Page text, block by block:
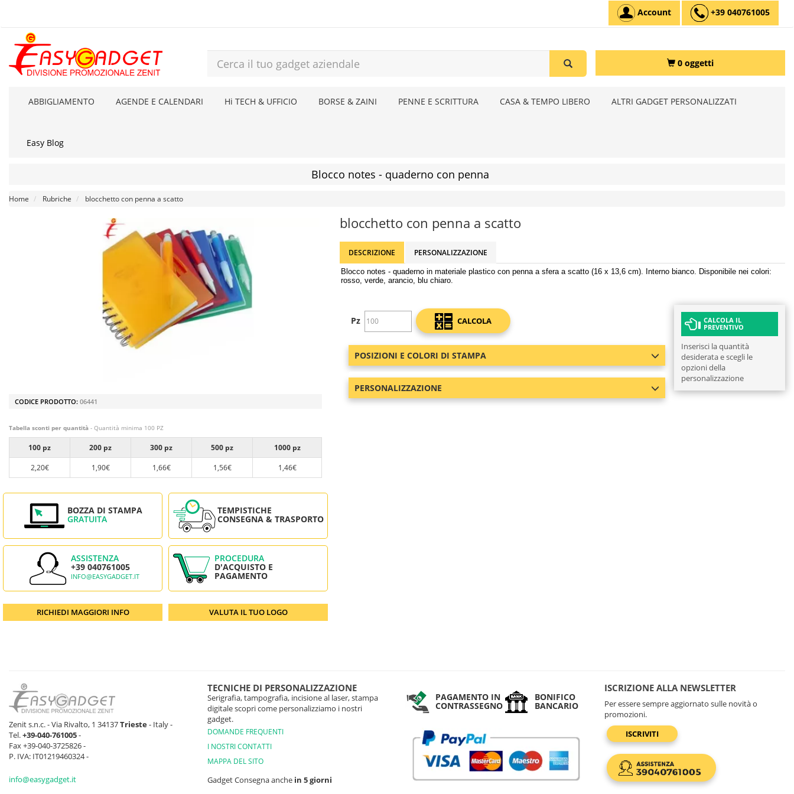
Account +39 040761005
0 oggetti
ABBIGLIAMENTO AGENDE E CALENDARI Hi TECH & UFFICIO BORSE & ZAINI PENNE E SCRITTURA CASA & TEMPO LIBERO ALTRI GADGET PERSONALIZZATI
Easy Blog
Blocco notes - quaderno con penna
Home Rubriche blocchetto con penna a scatto
CODICE PRODOTTO: 06441
Tabella sconti per quantità - Quantità minima 100 PZ
100 pz 200 pz 300 pz 500 pz
1000 pz
2,20€
1,90€ 1,66€ 1,56€ 1,46€
BOZZA DI STAMPA
GRATUITA
TEMPISTICHE
CONSEGNA & TRASPORTO
ASSISTENZA
+39 040761005
INFO@EASYGADGET.IT
PROCEDURA
D'ACQUISTO E
PAGAMENTO
RICHIEDI MAGGIORI INFO VALUTA IL TUO LOGO
blocchetto con penna a scatto
DESCRIZIONE PERSONALIZZAZIONE
Blocco notes - quaderno in materiale plastico con penna a sfera a scatto (16 x 13,6 cm). Interno bianco. Disponibile nei colori:
rosso, verde, arancio, blu chiaro.
Pz CALCOLA
POSIZIONI E COLORI DI STAMPA
PERSONALIZZAZIONE
CALCOLA IL
PREVENTIVO
Inserisci la quantità
desiderata e scegli le
opzioni della
personalizzazione
Zenit s.n.c. - Via Rivalto, 1 34137Trieste- Italy -
Tel.+39-040-761005-
Fax +39-040-3725826 -
P. IVA: IT01219460324 -
info@easygadget.it
TECNICHE DI PERSONALIZZAZIONE
Serigrafia, tampografia, incisione al laser, stampa
digitale scopri come personalizziamo i nostri
gadget.
DOMANDE FREQUENTI
I NOSTRI CONTATTI
MAPPA DEL SITO
Gadget Consegna anche in 5 giorni
PAGAMENTO IN
CONTRASSEGNO
BONIFICO
BANCARIO
ISCRIZIONE ALLA NEWSLETTER
Per essere sempre aggiornato sulle novità o
promozioni.
ISCRIVITI